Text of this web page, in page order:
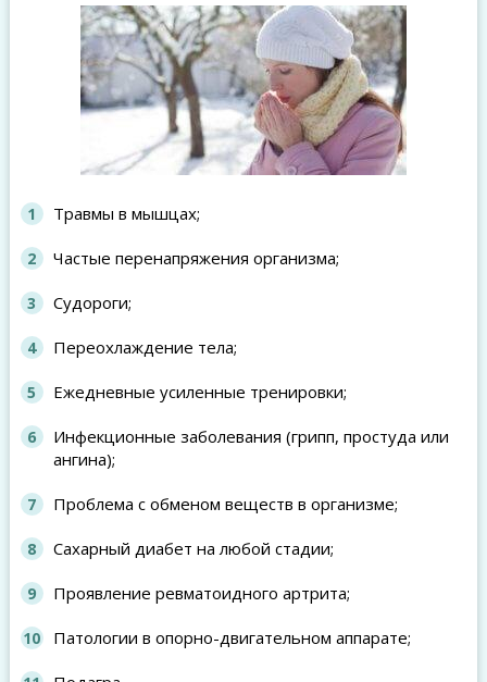
Травмы в мышцах;
Частые перенапряжения организма;
Судороги;
Переохлаждение тела;
Ежедневные усиленные тренировки;
Инфекционные заболевания (грипп, простуда или
ангина);
Проблема с обменом веществ в организме;
Сахарный диабет на любой стадии;
Проявление ревматоидного артрита;
Патологии в опорно-двигательном аппарате;